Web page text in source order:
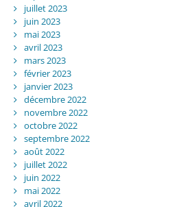
juillet 2023
juin 2023
mai 2023
avril 2023
mars 2023
février 2023
janvier 2023
décembre 2022
novembre 2022
octobre 2022
septembre 2022
août 2022
juillet 2022
juin 2022
mai 2022
avril 2022